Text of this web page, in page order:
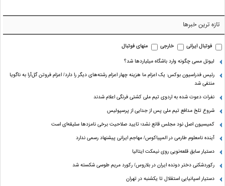
تازه ترین خبرها
فوتبال ایرانی خارجی
منهای فوتبال
لیونل مسی چگونه وارد باشگاه میلیاردها شد؟
رئیس فدراسیون بوکس: یک اعزام ما هزینه چهار اعزام رشته‌های دیگر را دارد/ اعزام فروتن گل‌آرا به ناگویا
منتفی شد
نفرات دعوت شده به اردوی تیم ملی کشتی فرنگی اعلام شدند
شروع تلخ مدافع تیم ملی پس از جدایی از پرسپولیس
کمیسیون اصل نود مجلس قانع نشد؛ تایید صلاحیت برخی نامزدها سلیقه‌ای است
آینده نامعلوم طارمی در المپیاکوس/ مهاجم ایرانی پیشنهاد رسمی ندارد
دستیار سابق قلعه‌نویی روی نیمکت ایتالیا
رکوردشکنی دختر دونده ایران در بلاروس/ رکورد مریم طوسی شکسته شد
دستیار اسپانیایی استقلال تا یکشنبه در تهران